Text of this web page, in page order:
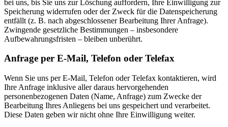
bei uns, bis Sie uns zur Löschung auffordern, Ihre Einwilligung zur
Speicherung widerrufen oder der Zweck für die Datenspeicherung
entfällt (z. B. nach abgeschlossener Bearbeitung Ihrer Anfrage).
Zwingende gesetzliche Bestimmungen – insbesondere
Aufbewahrungsfristen – bleiben unberührt.
Anfrage per E-Mail, Telefon oder Telefax
Wenn Sie uns per E-Mail, Telefon oder Telefax kontaktieren, wird
Ihre Anfrage inklusive aller daraus hervorgehenden
personenbezogenen Daten (Name, Anfrage) zum Zwecke der
Bearbeitung Ihres Anliegens bei uns gespeichert und verarbeitet.
Diese Daten geben wir nicht ohne Ihre Einwilligung weiter.